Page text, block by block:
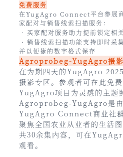
免费服务
在YugAgro Connect平台参展
家配对与销售线索扫描服务：
• 买家配对服务助力提前锁定相
• 销售线索扫描功能支持即时采
并以便捷的数字格式保存
Agroprobeg-YugAgro摄
在为期四天的YugAgro
摄影专区。参观者可在此免
YugAgro项目为灵感的主题
Agroprobeg-YugAgro是由
YugAgro Connect商业社群
聚焦全国农业从业者的生活
共30余集内容，可在
观看。